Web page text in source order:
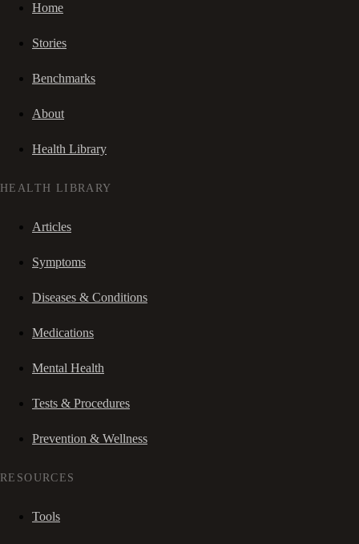
Home
Stories
Benchmarks
About
Health Library
HEALTH LIBRARY
Articles
Symptoms
Diseases & Conditions
Medications
Mental Health
Tests & Procedures
Prevention & Wellness
RESOURCES
Tools